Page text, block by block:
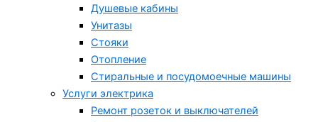
Душевые кабины
Унитазы
Стояки
Отопление
Стиральные и посудомоечные машины
Услуги электрика
Ремонт розеток и выключателей